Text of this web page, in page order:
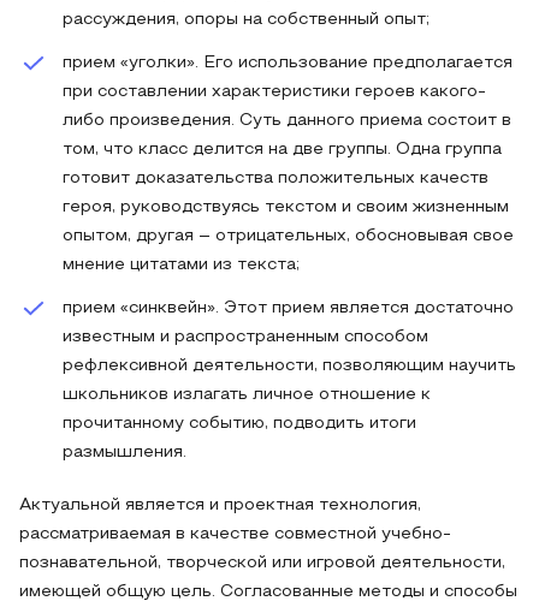
рассуждения, опоры на собственный опыт;
прием «уголки». Его использование предполагается
при составлении характеристики героев какого-
либо произведения. Суть данного приема состоит в
том, что класс делится на две группы. Одна группа
готовит доказательства положительных качеств
героя, руководствуясь текстом и своим жизненным
опытом, другая – отрицательных, обосновывая свое
мнение цитатами из текста;
прием «синквейн». Этот прием является достаточно
известным и распространенным способом
рефлексивной деятельности, позволяющим научить
школьников излагать личное отношение к
прочитанному событию, подводить итоги
размышления.
Актуальной является и проектная технология,
рассматриваемая в качестве совместной учебно-
познавательной, творческой или игровой деятельности,
имеющей общую цель. Согласованные методы и способы